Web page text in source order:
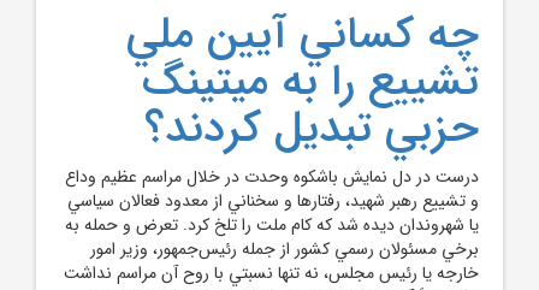
چه کساني آيين ملي
تشييع را به ميتينگ
حزبي تبديل کردند؟
درست در دل نمايش باشکوه وحدت در خلال مراسم عظيم وداع
و تشييع رهبر شهيد، رفتارها و سخناني از معدود فعالان سياسي
يا شهروندان ديده شد که کام ملت را تلخ کرد. تعرض و حمله به
برخي مسئولان رسمي کشور از جمله رئيس‌جمهور، وزير امور
خارجه يا رئيس مجلس، نه تنها نسبتي با روح آن مراسم نداشت